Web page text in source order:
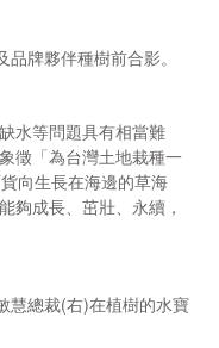
牌夥伴種樹前合影。
水等問題具有相當難
徵「為台灣土地栽種一
向生長在海邊的草海
夠成長、茁壯、永續，
慧總裁(右)在植樹的水寶